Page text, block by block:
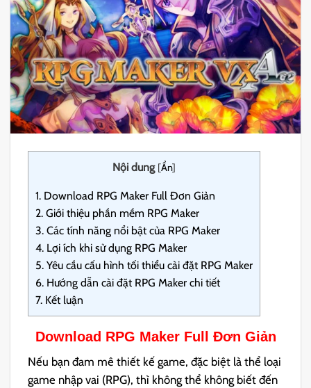
Nội dung [Ẩn]
1. Download RPG Maker Full Đơn Giản
2. Giới thiệu phần mềm RPG Maker
3. Các tính năng nổi bật của RPG Maker
4. Lợi ích khi sử dụng RPG Maker
5. Yêu cầu cấu hình tối thiểu cài đặt RPG Maker
6. Hướng dẫn cài đặt RPG Maker chi tiết
7. Kết luận
Download RPG Maker Full Đơn Giản
Nếu bạn đam mê thiết kế game, đặc biệt là thể loại
game nhập vai (RPG), thì không thể không biết đến